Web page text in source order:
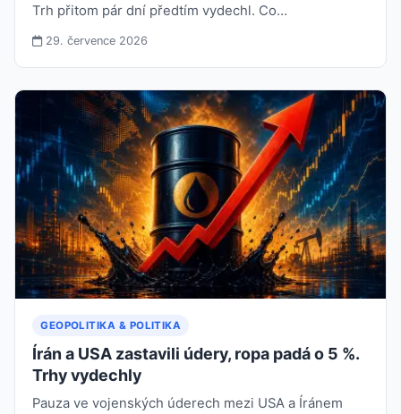
Trh přitom pár dní předtím vydechl. Co…
29. července 2026
GEOPOLITIKA & POLITIKA
Írán a USA zastavili údery, ropa padá o 5 %.
Trhy vydechly
Pauza ve vojenských úderech mezi USA a Íránem